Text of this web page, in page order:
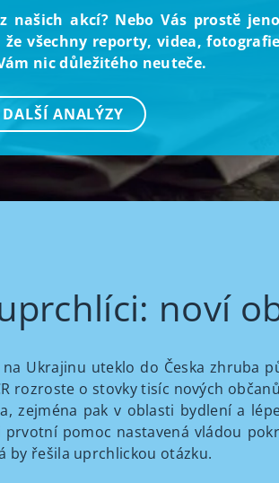
našich akcí? Nebo Vás prostě
že všechny reporty, videa,
nic důležitého neuteče.
DALŠÍ ANALÝZY
noví
na Ukrajinu uteklo do Česka zhruba
rozroste o stovky tisíc nových
zejména pak v oblasti bydlení a
prvotní pomoc nastavená vládou
by řešila uprchlickou otázku.